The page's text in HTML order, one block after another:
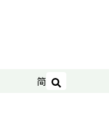
简 搜尋